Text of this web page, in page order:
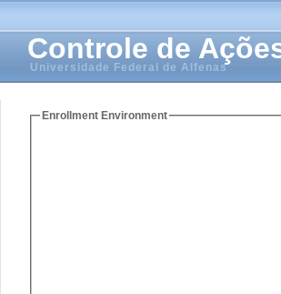
Controle de
Universidade Federal de Alfenas
Enrollment Environment